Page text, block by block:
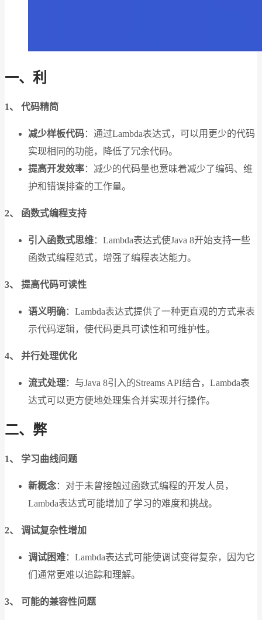
一、利
1、 代码精简
减少样板代码：通过Lambda表达式，可以用更少的代码
实现相同的功能，降低了冗余代码。
提高开发效率：减少的代码量也意味着减少了编码、维
护和错误排查的工作量。
2、 函数式编程支持
引入函数式思维：Lambda表达式使Java 8开始支持一些
函数式编程范式，增强了编程表达能力。
3、 提高代码可读性
语义明确：Lambda表达式提供了一种更直观的方式来表
示代码逻辑，使代码更具可读性和可维护性。
4、 并行处理优化
流式处理：与Java 8引入的Streams API结合，Lambda表
达式可以更方便地处理集合并实现并行操作。
二、弊
1、 学习曲线问题
新概念：对于未曾接触过函数式编程的开发人员，
Lambda表达式可能增加了学习的难度和挑战。
2、 调试复杂性增加
调试困难：Lambda表达式可能使调试变得复杂，因为它
们通常更难以追踪和理解。
3、 可能的兼容性问题